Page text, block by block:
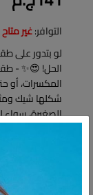
التوافر:غير متاح
لو بتدور على
المكسرات، أو
شكلها شيك
الصغيرة، سواء